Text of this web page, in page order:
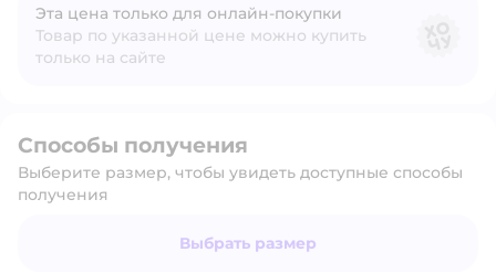
Эта цена только для онлайн‑покупки
Товар по указанной цене можно купить
только на сайте
Способы получения
Выберите размер, чтобы увидеть доступные способы
получения
Выбрать размер